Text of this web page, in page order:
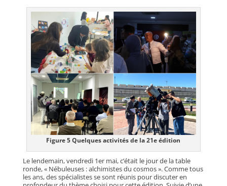
Figure 5 Quelques activités de la 21e édition
Le lendemain, vendredi 1er mai, c’était le jour de la table
ronde, « Nébuleuses : alchimistes du cosmos ». Comme tous
les ans, des spécialistes se sont réunis pour discuter en